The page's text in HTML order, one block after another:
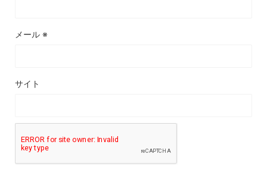
メール ※
サイト